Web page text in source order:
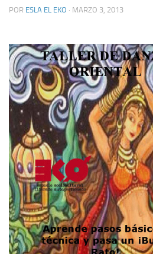
POR ESLA EL EKO · MARZO 3, 2013